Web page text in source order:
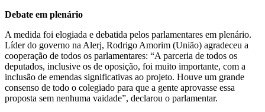
Debate em plenário
A medida foi elogiada e debatida pelos parlamentares em plenário.
Líder do governo na Alerj, Rodrigo Amorim (União) agradeceu a
cooperação de todos os parlamentares: “A parceria de todos os
deputados, inclusive os de oposição, foi muito importante, com a
inclusão de emendas significativas ao projeto. Houve um grande
consenso de todo o colegiado para que a gente aprovasse essa
proposta sem nenhuma vaidade”, declarou o parlamentar.